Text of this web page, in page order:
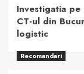
Investigatia
CT-ul din
logistic
Recomandari